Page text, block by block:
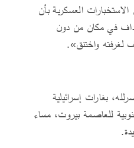
الاستخبارات العسكرية بأن
في مكان من دون
واختنق».
بغارات إسرائيلية
للعاصمة بيروت، مساء